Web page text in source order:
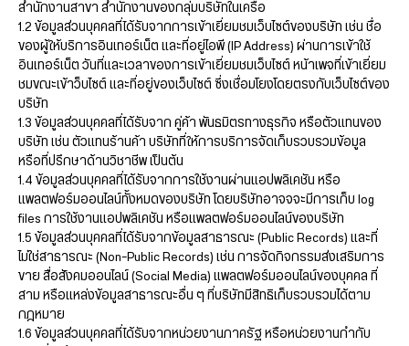
สำนักงานสาขา สำนักงานของกลุ่มบริษัทในเครือ
1.2 ข้อมูลส่วนบุคคลที่ได้รับจากการเข้าเยี่ยมชมเว็บไซต์ของบริษัท เช่น ชื่อ
ของผู้ให้บริการอินเทอร์เน็ต และที่อยู่ไอพี (IP Address) ผ่านการเข้าใช้
อินเทอร์เน็ต วันที่และเวลาของการเข้าเยี่ยมชมเว็บไซต์ หน้าเพจที่เข้าเยี่ยม
ชมขณะเข้าว็บไซต์ และที่อยู่ของเว็บไซต์ ซึ่งเชื่อมโยงโดยตรงกับเว็บไซต์ของ
บริษัท
1.3 ข้อมูลส่วนบุคคลที่ได้รับจาก คู่ค้า พันธมิตรทางธุรกิจ หรือตัวแทนของ
บริษัท เช่น ตัวแทนร้านค้า บริษัทที่ให้การบริการจัดเก็บรวบรวมข้อมูล
หรือที่ปรึกษาด้านวิชาชีพ เป็นต้น
1.4 ข้อมูลส่วนบุคคลที่ได้รับจากการใช้งานผ่านแอปพลิเคชัน หรือ
แพลตฟอร์มออนไลน์ทั้งหมดของบริษัท โดยบริษัทอาจจจะมีการเก็บ log
files การใช้งานแอปพลิเคชัน หรือแพลตฟอร์มออนไลน์ของบริษัท
1.5 ข้อมูลส่วนบุคคลที่ได้รับจากข้อมูลสาธารณะ (Public Records) และที่
ไม่ใช่สาธารณะ (Non-Public Records) เช่น การจัดกิจกรรมส่งเสริมการ
ขาย สื่อสังคมออนไลน์ (Social Media) แพลตฟอร์มออนไลน์ของบุคคล ที่
สาม หรือแหล่งข้อมูลสาธารณะอื่น ๆ ที่บริษัทมีสิทธิเก็บรวบรวมได้ตาม
กฎหมาย
1.6 ข้อมูลส่วนบุคคลที่ได้รับจากหน่วยงานภาครัฐ หรือหน่วยงานกำกับ